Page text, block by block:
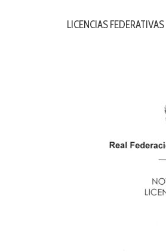
LICENCIAS FEDERATIVAS